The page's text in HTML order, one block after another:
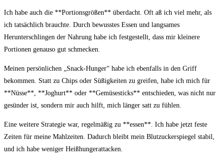
Ich habe auch die **Portionsgrößen** überdacht.​ Oft aß ich viel mehr, als
ich tatsächlich ⁢brauchte. Durch bewusstes Essen‍ und langsames
Herunterschlingen der Nahrung habe ich⁣ festgestellt, dass mir kleinere
Portionen genauso gut schmecken.
Meinen persönlichen „Snack-Hunger“ ⁢habe ich ebenfalls in den ⁢Griff
bekommen. Statt zu Chips oder Süßigkeiten zu greifen, habe ich mich für
**Nüsse**, **Joghurt** oder **Gemüsesticks** entschieden, was nicht nur
gesünder ist, sondern mir auch hilft, mich länger satt zu fühlen.
Eine ‍weitere Strategie war, regelmäßig⁤ zu **essen**. Ich habe jetzt feste
Zeiten für meine Mahlzeiten. Dadurch bleibt⁣ mein Blutzuckerspiegel stabil,
und ich habe weniger Heißhungerattacken.